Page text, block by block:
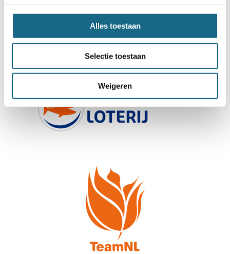
Alles toestaan
Selectie toestaan
Weigeren
Schaken.nl wordt mede mogelijk gemaakt